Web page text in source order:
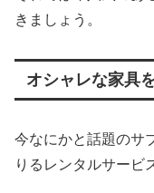
きましょう。
オシャレな家具
今なにかと話題のサ
りるレンタルサービ